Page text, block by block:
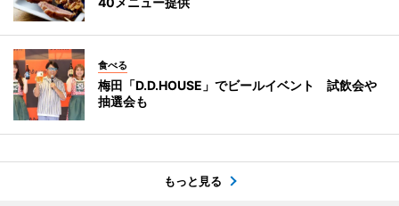
食べる
梅田「D.D.HOUSE」でビールイベント 試飲会や
抽選会も
もっと見る